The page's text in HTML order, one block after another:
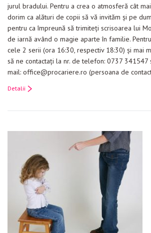
Anunțuri
Contact
jurul bradului. Pentru a crea o atmosferă cât
dorim ca alături de copii să vă invităm şi pe
pentru ca împreună să trimiteţi scrisoarea lui
de iarnă având o magie aparte în familie.
cele 2 serii (ora 16:30, respectiv 18:30) şi mai
să ne contactaţi la nr. de telefon: 0737 341547
mail: office@procariere.ro (persoana de
Detalii